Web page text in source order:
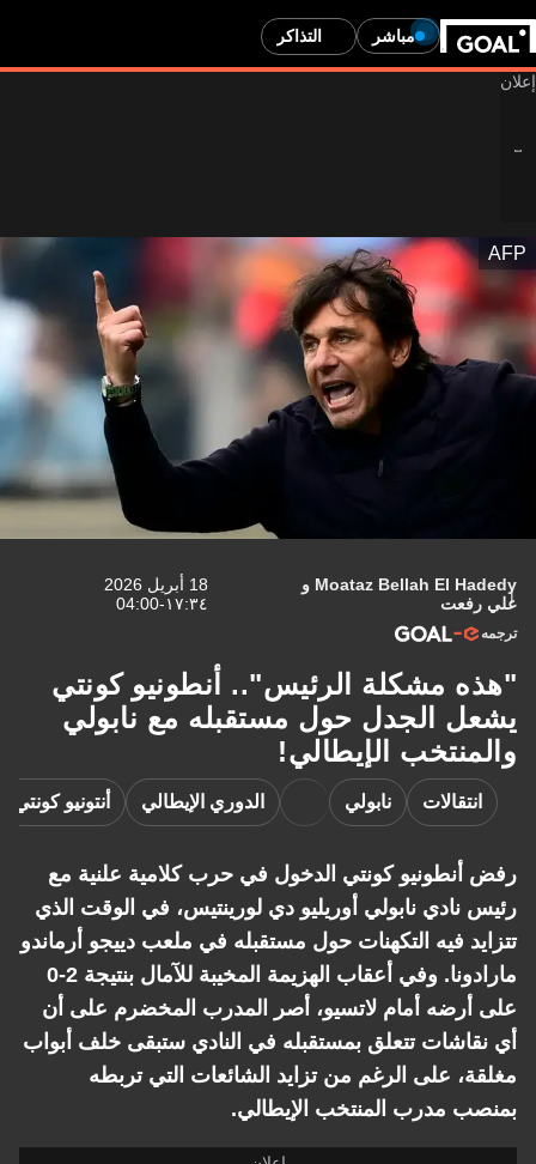
مباشر التذاكر
Moataz Bellah El و
18 أبريل 2026
مشكلة الرئيس".. أنطونيو كونتي
الجدل حول مستقبله مع نابولي
الإيطالي!
نابولي الدوري الإيطالي أنتونيو كونتي
كونتي الدخول في حرب كلامية علنية مع
نابولي أوريليو دي لورينتيس، في الوقت الذي
فيه التكهنات حول مستقبله في ملعب دييجو أرماندو
مارادونا. وفي أعقاب الهزيمة المخيبة للآمال بنتيجة 2-0
أمام لاتسيو، أصر المدرب المخضرم على أن
تتعلق بمستقبله في النادي ستبقى خلف أبواب
على الرغم من تزايد الشائعات التي تربطه
مدرب المنتخب الإيطالي.